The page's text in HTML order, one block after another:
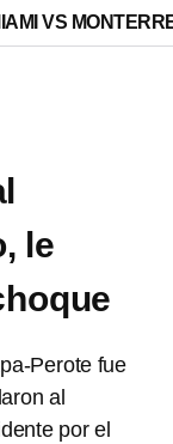
VS
le
Perote fue
al
por el